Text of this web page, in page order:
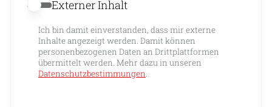
Externer Inhalt erlauben
Externer Inhalt
Ich bin damit einverstanden, dass mir externe
Inhalte angezeigt werden. Damit können
personenbezogenen Daten an Drittplattformen
übermittelt werden. Mehr dazu in unseren
Datenschutzbestimmungen